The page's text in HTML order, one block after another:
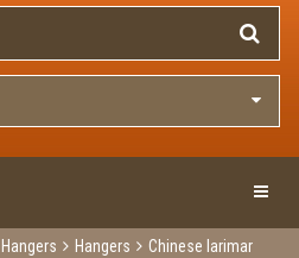
Hangers Hangers Chinese larimar